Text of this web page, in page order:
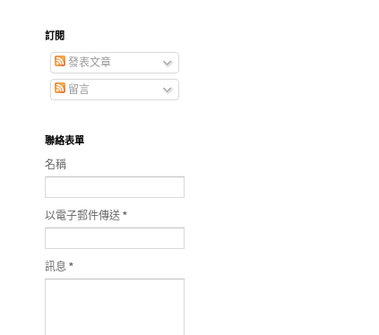
訂閱
發表文章
留言
聯絡表單
名稱
以電子郵件傳送 *
訊息 *